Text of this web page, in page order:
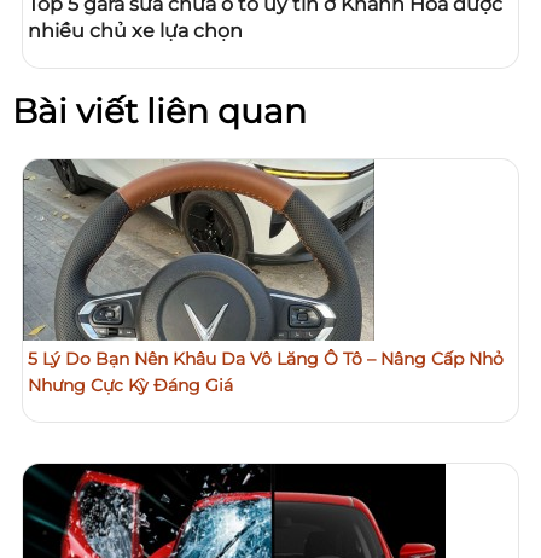
nhiều chủ xe lựa chọn
Bài viết liên quan
5 Lý Do Bạn Nên Khâu Da Vô Lăng Ô Tô – Nâng Cấp Nhỏ
Nhưng Cực Kỳ Đáng Giá